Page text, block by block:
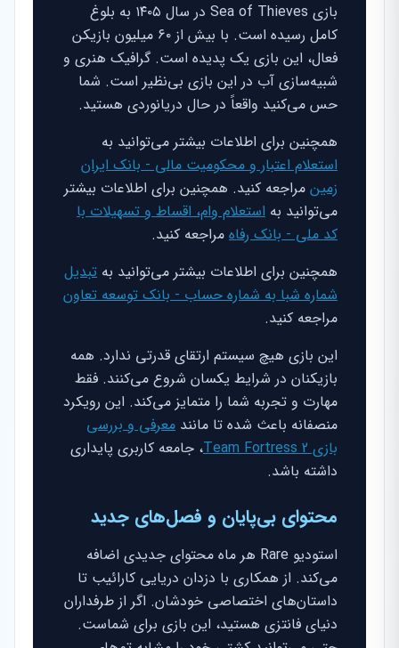
بازی Sea of Thieves در سال ۱۴۰۵ به بلوغ
کامل رسیده است. با بیش از ۶۰ میلیون بازیکن
فعال، این بازی یک پدیده است. گرافیک هنری و
شبیه‌سازی آب در این بازی بی‌نظیر است. شما
حس می‌کنید واقعاً در حال دریانوردی هستید.
همچنین برای اطلاعات بیشتر می‌توانید به
استعلام اعتبار و محکومیت مالی - بانک ایران
زمین مراجعه کنید. همچنین برای اطلاعات بیشتر
می‌توانید به استعلام وام، اقساط و تسهیلات با
کد ملی - بانک رفاه مراجعه کنید.
همچنین برای اطلاعات بیشتر می‌توانید به تبدیل
شماره شبا به شماره حساب - بانک توسعه تعاون
مراجعه کنید.
این بازی هیچ سیستم ارتقای قدرتی ندارد. همه
بازیکنان در شرایط یکسان شروع می‌کنند. فقط
مهارت و تجربه شما را متمایز می‌کند. این رویکرد
منصفانه باعث شده تا مانند معرفی و بررسی
بازی Team Fortress 2
، جامعه کاربری پایداری
داشته باشد.
محتوای بی‌پایان و فصل‌های جدید
استودیو Rare هر ماه محتوای جدیدی اضافه
می‌کند. از همکاری با دزدان دریایی کارائیب تا
داستان‌های اختصاصی خودشان. اگر از طرفداران
دنیای فانتزی هستید، این بازی برای شماست.